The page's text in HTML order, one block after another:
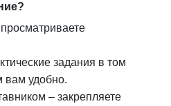
задания в том
вам удобно.
– закрепляете